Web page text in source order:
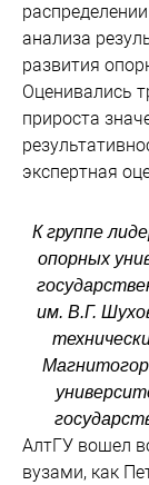
анализа
развития
Оценивались
прироста
экспертная
К группе
опорных
им. В.Г.
АлтГУ вошел
вузами, как